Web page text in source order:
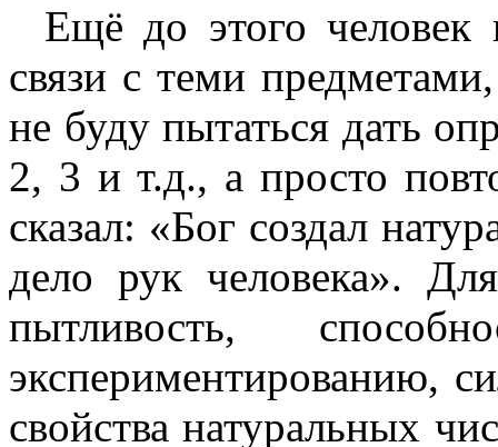
Ещё до этого человек
связи с теми
не буду пытаться дать
2, 3 и т.д., а просто
сказал: «Бог создал
дело рук человека».
пытливость,
экспериментированию,
свойства натуральных